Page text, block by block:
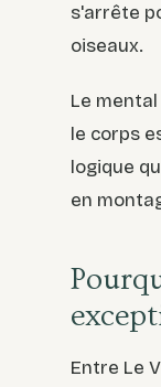
s'arrête
oiseaux.
Le
le corps
logique
en
Entre Le